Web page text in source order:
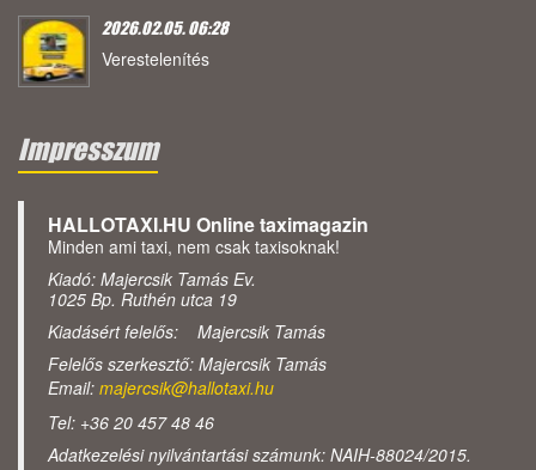
2026.02.05. 06:28
Verestelenítés
Impresszum
HALLOTAXI.HU Online taximagazin
Minden ami taxi, nem csak taxisoknak!
Kiadó: Majercsik Tamás Ev.
1025 Bp. Ruthén utca 19
Kiadásért felelős: Majercsik Tamás
Felelős szerkesztő: Majercsik Tamás
Email: majercsik@hallotaxi.hu
Tel: +36 20 457 48 46
Adatkezelési nyilvántartási számunk: NAIH-88024/2015.